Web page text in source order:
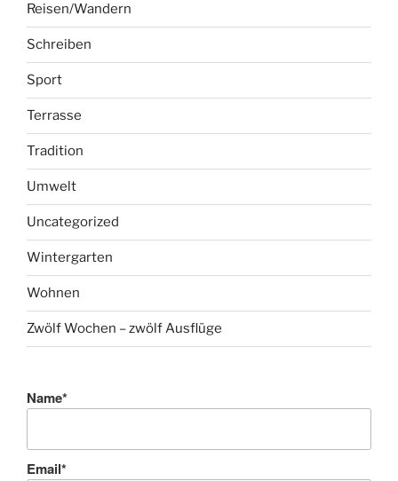
Reisen/Wandern
Schreiben
Sport
Terrasse
Tradition
Umwelt
Uncategorized
Wintergarten
Wohnen
Zwölf Wochen – zwölf Ausflüge
Name*
Email*